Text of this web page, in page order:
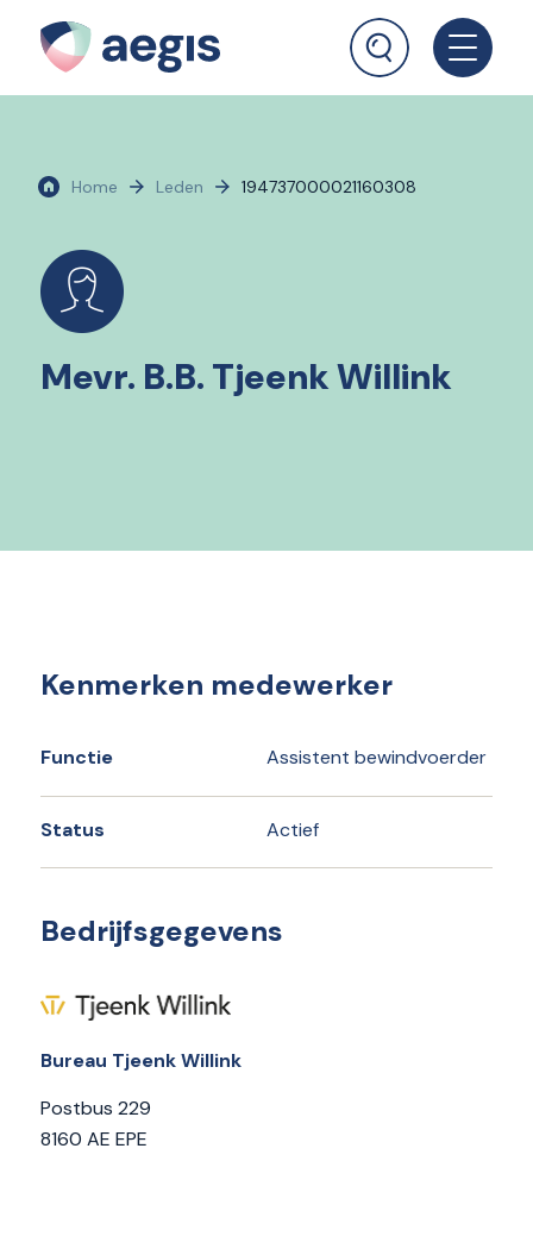
Home Leden 194737000021160308
Mevr. B.B. Tjeenk Willink
Kenmerken medewerker
Functie Assistent bewindvoerder
Status Actief
Bedrijfsgegevens
Bureau Tjeenk Willink
Postbus 229
8160 AE EPE